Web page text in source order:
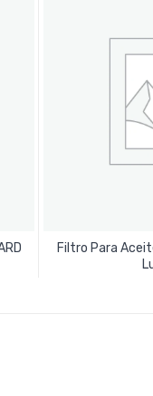
Filtro Para